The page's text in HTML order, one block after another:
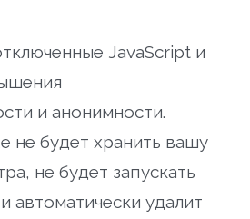
JavaScript и
и анонимности.
не будет хранить вашу
не будет запускать
автоматически удалит